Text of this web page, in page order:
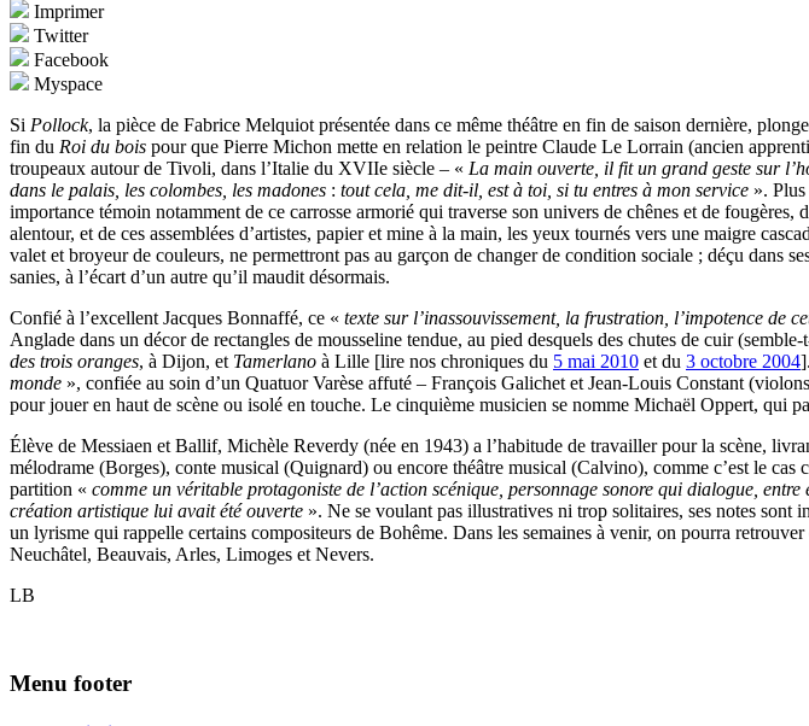
Imprimer
Twitter
Facebook
Myspace
Si Pollock, la pièce de Fabrice Melquiot présentée dans ce même théâtre en fin de saison dernière,
fin du Roi du bois pour que Pierre Michon mette en relation le peintre Claude Le Lorrain (ancien
troupeaux autour de Tivoli, dans l’Italie du XVIIe siècle – « La main ouverte, il fit un grand geste sur
dans le palais, les colombes, les madones : tout cela, me dit-il, est à toi, si tu entres à mon service ».
importance témoin notamment de ce carrosse armorié qui traverse son univers de chênes et de
alentour, et de ces assemblées d’artistes, papier et mine à la main, les yeux tournés vers une maigre
valet et broyeur de couleurs, ne permettront pas au garçon de changer de condition sociale ; déçu dans
sanies, à l’écart d’un autre qu’il maudit désormais.
Confié à l’excellent Jacques Bonnaffé, ce « texte sur l’inassouvissement, la frustration, l’impotence de
Anglade dans un décor de rectangles de mousseline tendue, au pied desquels des chutes de cuir
des trois oranges, à Dijon, et Tamerlano à Lille [lire nos chroniques du 5 mai 2010 et du 3 octobre 2004
monde », confiée au soin d’un Quatuor Varèse affuté – François Galichet et Jean-Louis Constant
pour jouer en haut de scène ou isolé en touche. Le cinquième musicien se nomme Michaël Oppert, qui
Élève de Messiaen et Ballif, Michèle Reverdy (née en 1943) a l’habitude de travailler pour la scène,
mélodrame (Borges), conte musical (Quignard) ou encore théâtre musical (Calvino), comme c’est le
partition « comme un véritable protagoniste de l’action scénique, personnage sonore qui dialogue,
création artistique lui avait été ouverte ». Ne se voulant pas illustratives ni trop solitaires, ses notes sont
un lyrisme qui rappelle certains compositeurs de Bohême. Dans les semaines à venir, on pourra
Neuchâtel, Beauvais, Arles, Limoges et Nevers.
LB
Menu footer